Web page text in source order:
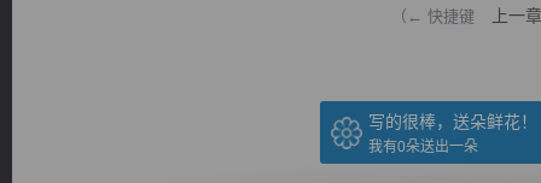
（← 快捷键 上一章
写的很棒，送朵鲜花！
我有0朵送出一朵